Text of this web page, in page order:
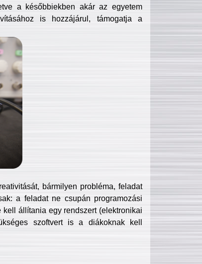
a későbbiekben akár az egyetem
is hozzájárul, támogatja a
bármilyen probléma, feladat
a feladat ne csupán programozási
állítania egy rendszert (elektronikai
szoftvert is a diákoknak kell